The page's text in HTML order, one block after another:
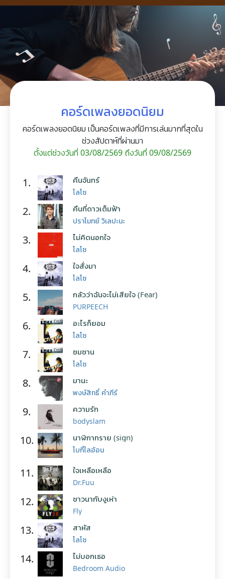
คอร์ดเพลงยอดนิยม
คอร์ดเพลงยอดนิยม เป็นคอร์ดเพลงที่มีการเล่นมากที่สุดใน
ช่วงสัปดาห์ที่ผ่านมา
ตั้งแต่ช่วงวันที่ 03/08/2569 ถึงวันที่ 09/08/2569
1. คืนจันทร์
โลโซ
2. คืนที่ดาวเต็มฟ้า
ปราโมทย์ วิเลปะนะ
3. ไม่คิดนอกใจ
โลโซ
4. ใจสั่งมา
โลโซ
5. กลัวว่าฉันจะไม่เสียใจ (Fear)
PURPEECH
6. อะไรก็ยอม
โลโซ
7. ซมซาน
โลโซ
8. มานะ
พงษ์สิทธิ์ คำภีร์
9. ความรัก
bodyslam
10. นาฬิกาทราย (sign)
โบกี้ไลอ้อน
11. ใจเหลือเหลือ
Dr.Fuu
12. ชาวนากับงูเห่า
Fly
13. สาหัส
โลโซ
14. ไม่บอกเธอ
Bedroom Audio